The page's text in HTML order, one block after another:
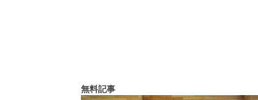
無料記事